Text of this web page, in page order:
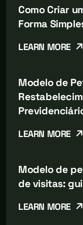
Como Criar
Forma
LEARN MORE
Modelo de
LEARN MORE
Modelo de
de visitas:
LEARN MORE